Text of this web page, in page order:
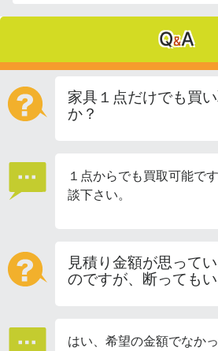
Q&A
家具１点だけでも買
か？
１点からでも買取可能で
談下さい。
見積り金額が思って
のですが、断っても
はい、希望の金額でなか